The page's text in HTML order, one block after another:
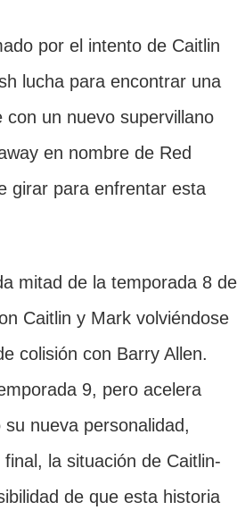
por el intento de Caitlin
lucha para encontrar una
un nuevo supervillano
en nombre de Red
girar para enfrentar esta
mitad de la temporada 8 de
Caitlin y Mark volviéndose
colisión con Barry Allen.
9, pero acelera
nueva personalidad,
la situación de Caitlin-
de que esta historia